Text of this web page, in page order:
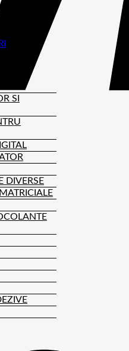
SI
DIVERSE